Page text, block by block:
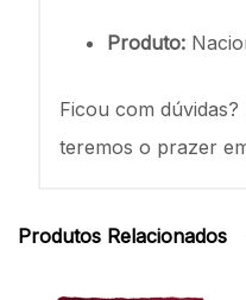
Produto:
Ficou com
teremos o prazer
Produtos Relacionados